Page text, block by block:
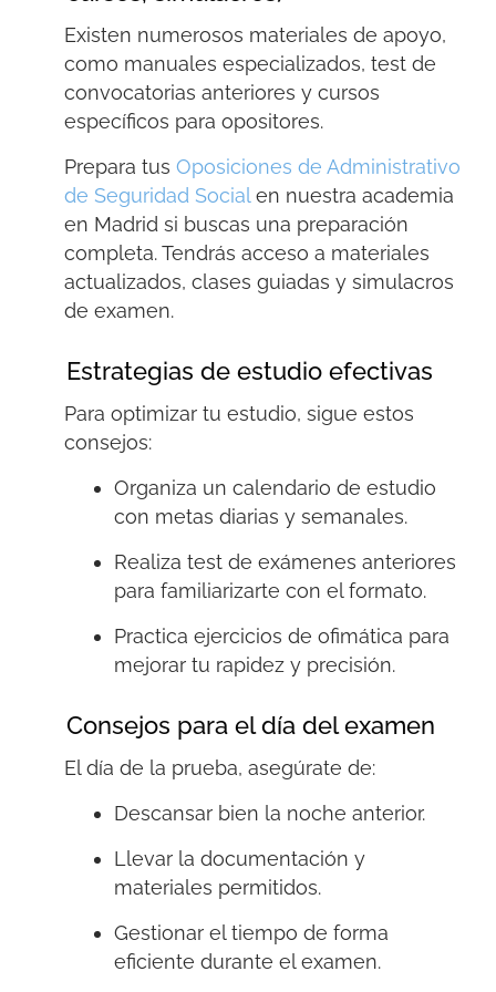
Existen numerosos materiales de apoyo,
como manuales especializados, test de
convocatorias anteriores y cursos
específicos para opositores.
Prepara tus Oposiciones de Administrativo
de Seguridad Socialen nuestra academia
en Madrid si buscas una preparación
completa. Tendrás acceso a materiales
actualizados, clases guiadas y simulacros
de examen.
Estrategias de estudio efectivas
Para optimizar tu estudio, sigue estos
consejos:
Organiza un calendario de estudio
con metas diarias y semanales.
Realiza test de exámenes anteriores
para familiarizarte con el formato.
Practica ejercicios de ofimática para
mejorar tu rapidez y precisión.
Consejos para el día del examen
El día de la prueba, asegúrate de:
Descansar bien la noche anterior.
Llevar la documentación y
materiales permitidos.
Gestionar el tiempo de forma
eficiente durante el examen.